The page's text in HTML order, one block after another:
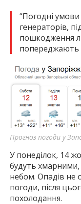
“Погодні
генераторів,
пошкодження
попереджають
Прогноз погоди у
У понеділок, 14
будуть хмарними,
небом. Опадів не
погоди, після
похолодання.